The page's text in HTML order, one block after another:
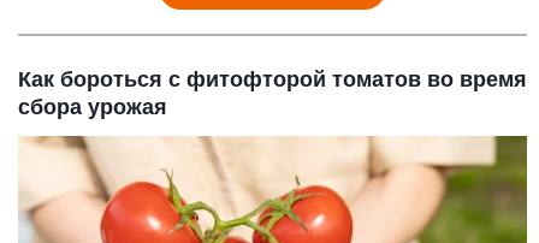
Как бороться с фитофторой томатов во время
сбора урожая